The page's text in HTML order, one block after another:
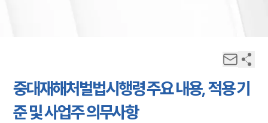
중대재해처벌법시행령 주요 내용, 적용 기
준 및 사업주 의무사항